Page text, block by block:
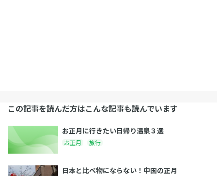
この記事を読んだ方はこんな記事も読んでいます
お正月に行きたい日帰り温泉３選
お正月 旅行
日本と比べ物にならない！中国の正月